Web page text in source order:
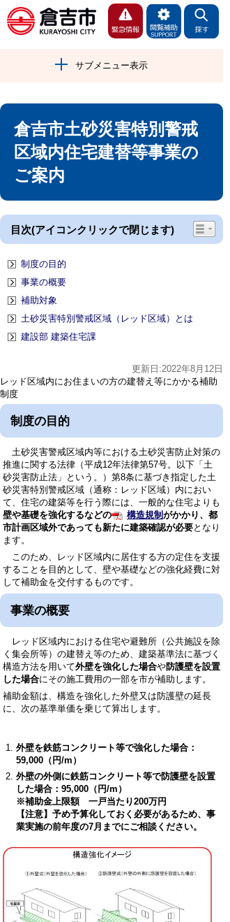
サブメニュー表示
倉吉市土砂災害特別警戒
区域内住宅建替等事業の
ご案内
目次(アイコンクリックで閉じます)
制度の目的
事業の概要
補助対象
土砂災害特別警戒区域（レッド区域）とは
建設部 建築住宅課
更新日:2022年8月12日
レッド区域内にお住まいの方の建替え等にかかる補助
制度
制度の目的
土砂災害警戒区域内等における土砂災害防止対策の
推進に関する法律（平成12年法律第57号。以下「土
砂災害防止法」という。）第8条に基づき指定した土
砂災害特別警戒区域（通称：レッド区域）内におい
て、住宅の建築等を行う際には、一般的な住宅よりも
壁や基礎を強化するなどの
構造規制 がかかり、都
市計画区域外であっても新たに建築確認が必要となり
ます。
このため、レッド区域内に居住する方の定住を支援
することを目的として、壁や基礎などの強化経費に対
して補助金を交付するものです。
事業の概要
レッド区域内における住宅や避難所（公共施設を除
く集会所等）の建替え等のため、建築基準法に基づく
構造方法を用いて外壁を強化した場合や防護壁を設置
した場合にその施工費用の一部を市が補助します。
補助金額は、構造を強化した外壁又は防護壁の延長
に、次の基準単価を乗じて算出します。
外壁を鉄筋コンクリート等で強化した場合：
59,000（円/m）
外壁の外側に鉄筋コンクリート等で防護壁を設置
した場合：95,000（円/m）
※補助金上限額 一戸当たり200万円
【注意】予め予算化しておく必要があるため、事
業実施の前年度の7月までにご相談ください。